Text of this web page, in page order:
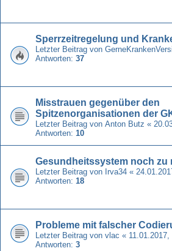
Sperrzeitregelung und
Letzter Beitrag von
Antworten: 37
Misstrauen gegenüber den
Spitzenorganisationen der
Letzter Beitrag von Anton Butz «
Antworten: 10
Gesundheitssystem noch zu
Letzter Beitrag von Irva34 «
Antworten: 18
Probleme mit falscher
Letzter Beitrag von vlac « 11.01.2017,
Antworten: 3